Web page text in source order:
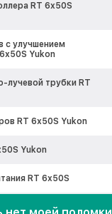
RT 6x50S
с улучшением
Yukon
лучевой трубки RT
RT 6x50S Yukon
Yukon
RT 6x50S